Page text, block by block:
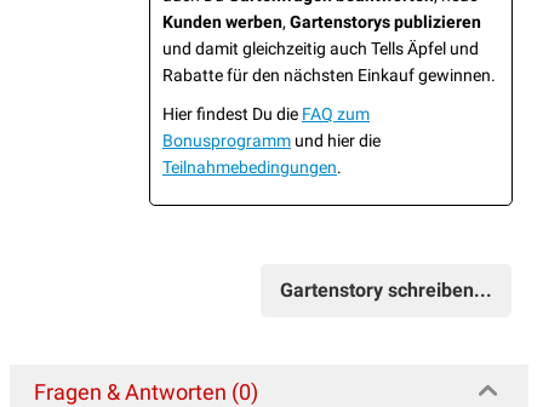
Kunden werben, Gartenstorys publizieren
und damit gleichzeitig auch Tells Äpfel und
Rabatte für den nächsten Einkauf gewinnen.
Hier findest Du die FAQ zum
Bonusprogramm und hier die
Teilnahmebedingungen.
Gartenstory schreiben...
Fragen & Antworten (0)